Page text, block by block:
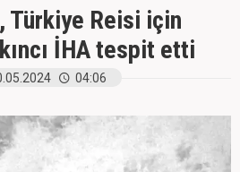
Türkiye Reisi için
İHA tespit etti
04:06